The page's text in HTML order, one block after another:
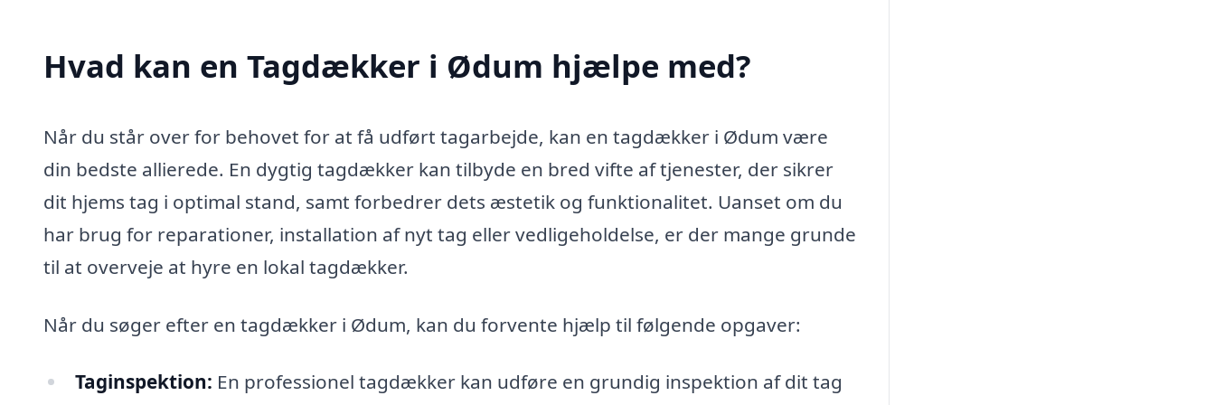
Hvad kan en Tagdækker i Ødum hjælpe med?
Når du står over for behovet for at få udført tagarbejde, kan en tagdækker i Ødum være
din bedste allierede. En dygtig tagdækker kan tilbyde en bred vifte af tjenester, der sikrer
dit hjems tag i optimal stand, samt forbedrer dets æstetik og funktionalitet. Uanset om du
har brug for reparationer, installation af nyt tag eller vedligeholdelse, er der mange grunde
til at overveje at hyre en lokal tagdækker.
Når du søger efter en tagdækker i Ødum, kan du forvente hjælp til følgende opgaver:
Taginspektion: En professionel tagdækker kan udføre en grundig inspektion af dit tag